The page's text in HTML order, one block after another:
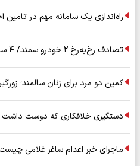
راه‌اندازی یک سامانه مهم در تامین
تصادف رخ‌به‌رخ ۲ خودرو سمند/ ۴ سرنشین جان باختند
کمین دو مرد برای زنان سالمند؛
دستگیری خلافکاری که دوست
ماجرای خبر اعدام ساغر غلامی